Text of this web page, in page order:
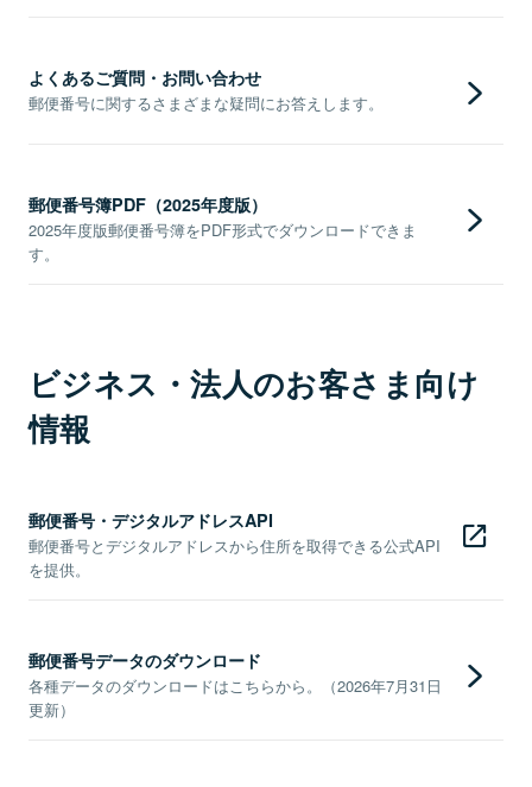
よくあるご質問・お問い合わせ
郵便番号に関するさまざまな疑問にお答えします。
郵便番号簿PDF（2025年度版）
2025年度版郵便番号簿をPDF形式でダウンロードできま
す。
ビジネス・法人のお客さま向け
情報
郵便番号・デジタルアドレスAPI
郵便番号とデジタルアドレスから住所を取得できる公式API
を提供。
郵便番号データのダウンロード
各種データのダウンロードはこちらから。（2026年7月31日
更新）